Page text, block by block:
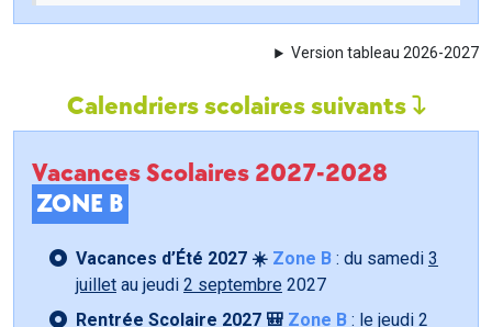
Version tableau 2026-2027
Calendriers scolaires suivants
Vacances Scolaires 2027-2028
ZONE B
Vacances d’Été 2027 ☀️ Zone B : du samedi 3
juillet au jeudi 2 septembre 2027
Rentrée Scolaire 2027 🎒 Zone B : le jeudi 2